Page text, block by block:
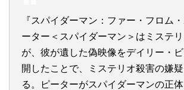
『スパイダーマン：ファー・フロム
ーター＜スパイダーマン＞はミステ
が、彼が遺した偽映像をデイリー・
開したことで、ミステリオ殺害の嫌
る。ピーターがスパイダーマンの正